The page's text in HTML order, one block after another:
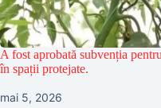
A fost aprobată subvenția
în spații protejate.
mai 5, 2026